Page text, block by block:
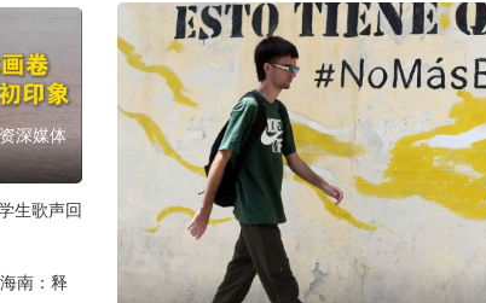
深媒体
生歌声回
南：释